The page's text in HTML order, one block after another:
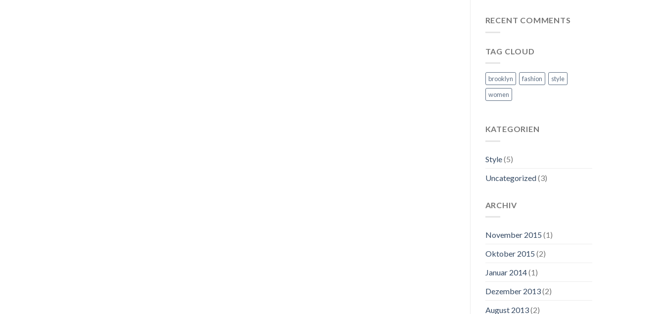
RECENT COMMENTS
TAG CLOUD
brooklyn fashion
style
women
KATEGORIEN
Style(5)
Uncategorized(3)
ARCHIV
November 2015 (1)
Oktober 2015 (2)
Januar 2014(1)
Dezember 2013(2)
August 2013(2)